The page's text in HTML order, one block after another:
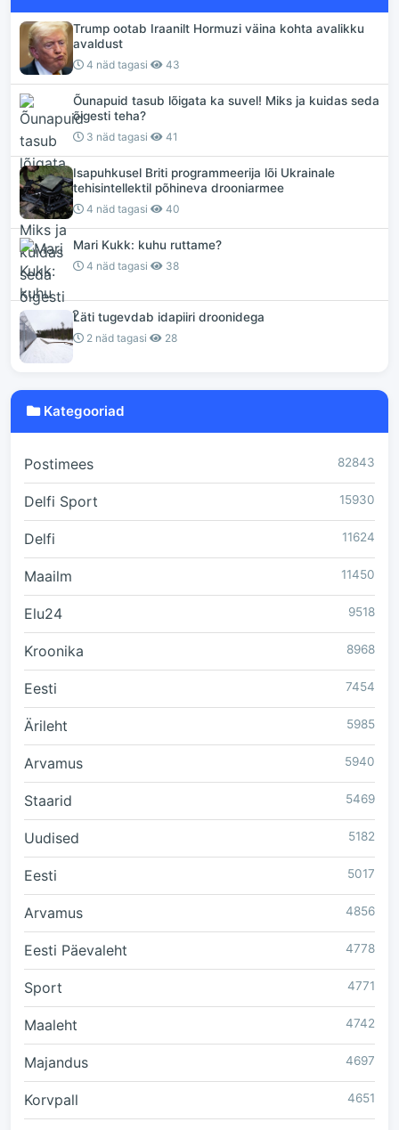
Trump ootab Iraanilt Hormuzi väina kohta avalikku
avaldust
4 näd tagasi 43
Õunapuid tasub lõigata ka suvel! Miks ja kuidas seda
õigesti teha?
3 näd tagasi 41
Isapuhkusel Briti programmeerija lõi Ukrainale
tehisintellektil põhineva drooniarmee
4 näd tagasi 40
Mari Kukk: kuhu ruttame?
4 näd tagasi 38
Läti tugevdab idapiiri droonidega
2 näd tagasi 28
Kategooriad
Postimees 82843
Delfi Sport 15930
Delfi 11624
Maailm 11450
Elu24 9518
Kroonika 8968
Eesti 7454
Ärileht 5985
Arvamus 5940
Staarid 5469
Uudised 5182
Eesti 5017
Arvamus 4856
Eesti Päevaleht 4778
Sport 4771
Maaleht 4742
Majandus 4697
Korvpall 4651